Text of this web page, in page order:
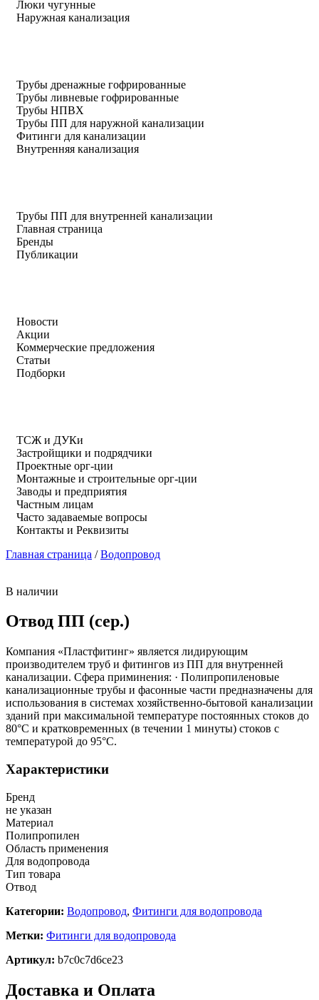
Люки чугунные
Наружная канализация
Трубы дренажные гофрированные
Трубы ливневые гофрированные
Трубы НПВХ
Трубы ПП для наружной канализации
Фитинги для канализации
Внутренняя канализация
Трубы ПП для внутренней канализации
Главная страница
Бренды
Публикации
Новости
Акции
Коммерческие предложения
Статьи
Подборки
ТСЖ и ДУКи
Застройщики и подрядчики
Проектные орг-ции
Монтажные и строительные орг-ции
Заводы и предприятия
Частным лицам
Часто задаваемые вопросы
Контакты и Реквизиты
Главная страница /Водопровод
В наличии
Отвод ПП (сер.)
Компания «Пластфитинг» является лидирующим
производителем труб и фитингов из ПП для внутренней
канализации. Сфера приминения: · Полипропиленовые
канализационные трубы и фасонные части предназначены для
использования в системах хозяйственно-бытовой канализации
зданий при максимальной температуре постоянных стоков до
80°С и кратковременных (в течении 1 минуты) стоков с
температурой до 95°С.
Характеристики
Бренд
не указан
Материал
Полипропилен
Область применения
Для водопровода
Тип товара
Отвод
Категории: Водопровод, Фитинги для водопровода
Метки: Фитинги для водопровода
Артикул: b7c0c7d6ce23
Доставка и Оплата